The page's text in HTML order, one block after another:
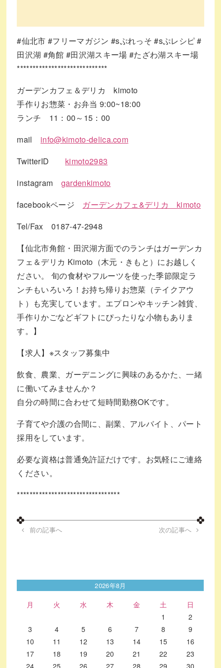
#仙北市 #フリーマガジン #sぷれっそ #sぷレシピ#
田沢湖 #角館 #田沢湖スキー場 #たざわ湖スキー場
*****************************
ガーデンカフェ＆デリカ kimoto
手作りお惣菜・お弁当 9:00~18:00
ランチ 11：00～15：00
mail info@kimoto-delica.com
TwitterID kimoto2983
instagram gardenkimoto
facebookページ ガーデンカフェ&デリカ kimoto
Tel/Fax 0187-47-2948
【仙北市角館・田沢湖方面でのランチはガーデンカ
フェ＆デリカ Kimoto（木元・きもと）にお越しく
ださい。 旬の食材やフルーツを使った季節限定ラ
ンチもいろいろ！お持ち帰りお惣菜（テイクアウ
ト）も充実しています。エプロンやキッチン雑貨、
手作りかごなどギフトにぴったりな小物もありま
す。】
【求人】※スタッフ募集中
飲食、農業、ガーデニングに興味のあるかた、一緒
に働いてみませんか？
自分の時間に合わせて短時間勤務OKです。
子育てや介護の合間に、副業、アルバイト、パート
採用をしています。
必要な資格は普通免許証だけです。お気軽にご連絡
ください。
*********************************
前の記事へ 次の記事へ
2026年8月
月 火 水 木 金 土
日
1
2
3
4 5 6 7 8
9
10
11 12 13 14 15
16
17
18 19 20 21 22
23
24
25 26 27 28 29
30